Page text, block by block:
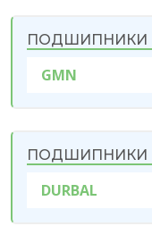
ПОДШИПНИКИ
GMN
ПОДШИПНИКИ
DURBAL